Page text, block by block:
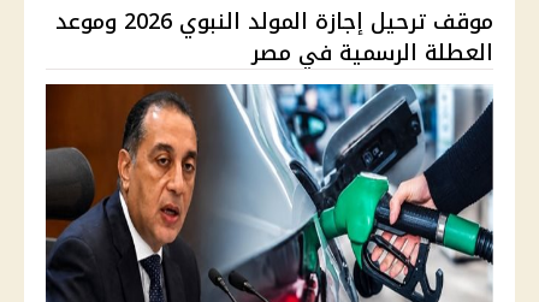
موقف ترحيل إجازة المولد النبوي 2026 وموعد
العطلة الرسمية في مصر